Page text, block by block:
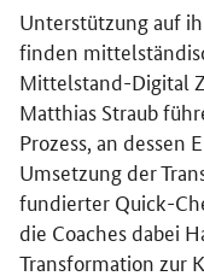
Unterstützung auf
finden
Mittelstand-Digital
Matthias Straub
Prozess, an dessen
Umsetzung der
fundierter Quick-
die Coaches dabei
Transformation zur